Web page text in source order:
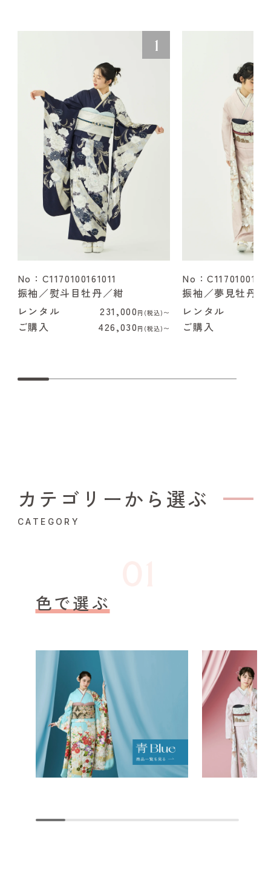
No：C1170100161011
振袖／熨斗目牡丹／紺
レンタル
231,000 円(税込)〜
ご購入 426,030 円(税込)〜
No：
振袖／夢見牡丹／
レンタル
ご購入
カテゴリーから選ぶ
CATEGORY
色で選ぶ